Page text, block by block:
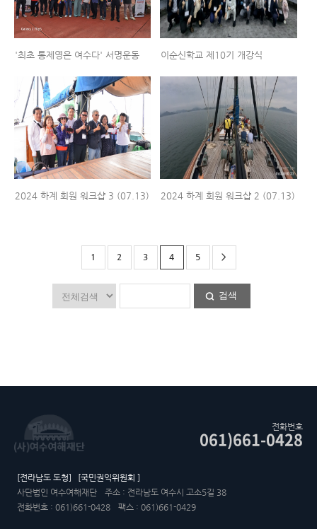
'최초 통제영은 여수다' 서명운동 이순신학교 제10기 개강식
2024 하계 회원 워크샵 3 (07.13) 2024 하계 회원 워크샵 2 (07.13)
1 2 3 4 5 >
검색
[전라남도 도청]
[국민권익위원회 ]
사단법인 여수여해재단
주소 : 전라남도 여수시 고소5길 38
전화번호 : 061)661-0428
팩스 : 061)661-0429
전화번호
061)661-0428